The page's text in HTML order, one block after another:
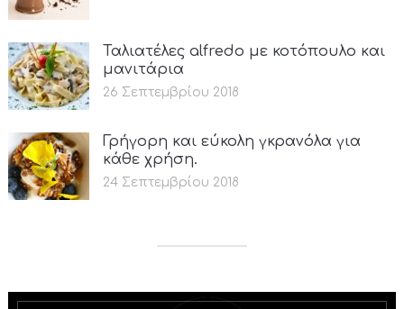
Ταλιατέλες alfredo με κοτόπουλο και
μανιτάρια
26 Σεπτεμβρίου 2018
Γρήγορη και εύκολη γκρανόλα για
κάθε χρήση.
24 Σεπτεμβρίου 2018